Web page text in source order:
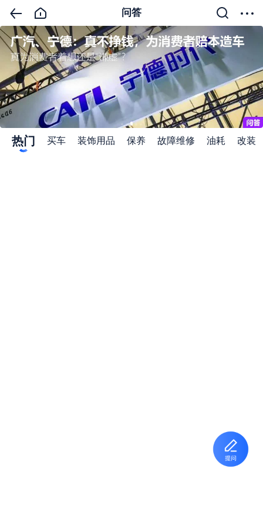
问答
热门 买车 装饰用品 保养 故障维修 油耗 改装